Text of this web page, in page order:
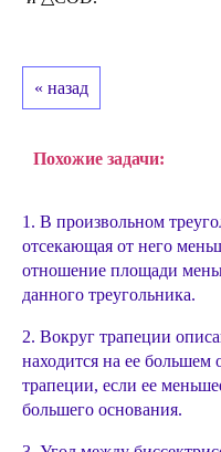
« назад
Похожие задачи:
1. В произвольном
отсекающая от него
отношение площади
данного треугольника.
2. Вокруг трапеции
находится на ее
трапеции, если ее
большего основания.